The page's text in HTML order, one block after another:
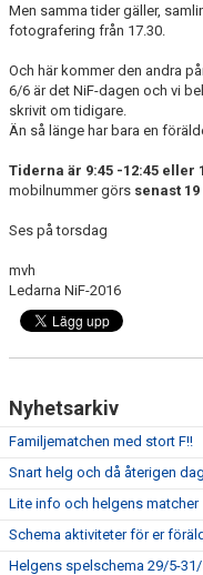
Men samma tider gäller,
fotografering från 17.30.
Och här kommer den andra
6/6 är det NiF-dagen och vi
skrivit om tidigare.
Än så länge har bara en
Tiderna är 9:45 -12:45 eller
mobilnummer görs senast 19
Ses på torsdag
mvh
Ledarna NiF-2016
Nyhetsarkiv
Familjematchen med stort F!!
Snart helg och då återigen
Lite info och helgens matcher
Schema aktiviteter för er
Helgens spelschema 29/5-